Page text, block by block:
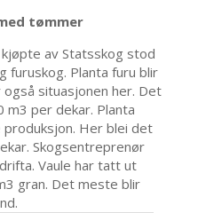
tømmer
av Statsskog stod
furuskog. Planta furu blir
også situasjonen her. Det
m3 per dekar. Planta
Her blei det
Skogsentreprenør
Vaule har tatt ut
gran. Det meste blir